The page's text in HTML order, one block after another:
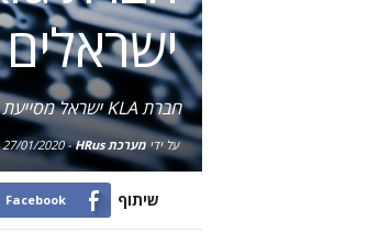
ישראלים
חברת KLA ישראל מסייעת לנציגי החברה שהגיעו לארץ, לאתר בוגרי הנדסה מתאימים בטכניון
על ידימערכת HRus -
27/01/2020
שיתוף Facebook